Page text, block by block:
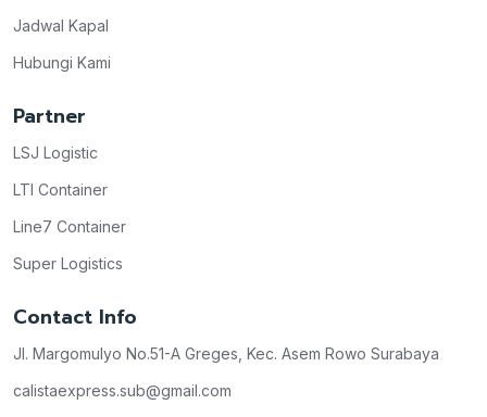
Jadwal Kapal
Hubungi Kami
Partner
LSJ Logistic
LTI Container
Line7 Container
Super Logistics
Contact Info
Jl. Margomulyo No.51-A Greges, Kec. Asem Rowo Surabaya
calistaexpress.sub@gmail.com